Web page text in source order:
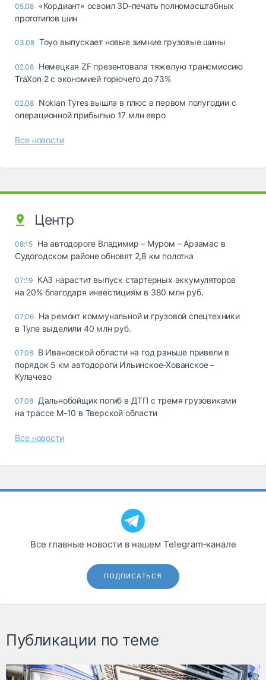
05.08 «Кордиант» освоил 3D-печать полномасштабных
прототипов шин
03.08 Toyo выпускает новые зимние грузовые шины
02.08 Немецкая ZF презентовала тяжелую трансмиссию
TraXon 2 с экономией горючего до 73%
02.08 Nokian Tyres вышла в плюс в первом полугодии с
операционной прибылью 17 млн евро
Все новости
Центр
08:15 На автодороге Владимир – Муром – Арзамас в
Судогодском районе обновят 2,8 км полотна
07:19 КАЗ нарастит выпуск стартерных аккумуляторов
на 20% благодаря инвестициям в 380 млн руб.
07:06 На ремонт коммунальной и грузовой спецтехники
в Туле выделили 40 млн руб.
07.08 В Ивановской области на год раньше привели в
порядок 5 км автодороги Ильинское-Хованское –
Кулачево
07.08 Дальнобойщик погиб в ДТП с тремя грузовиками
на трассе М-10 в Тверской области
Все новости
Все главные новости в нашем Telegram‑канале
ПОДПИСАТЬСЯ
Публикации по теме